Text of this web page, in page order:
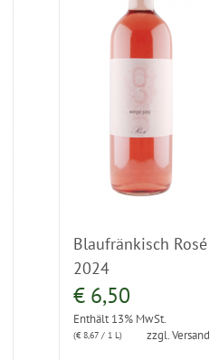
Blaufränkisch Rosé
2024
€6,50
Enthält 13% MwSt.
(€8,67/ 1 L) zzgl.Versand